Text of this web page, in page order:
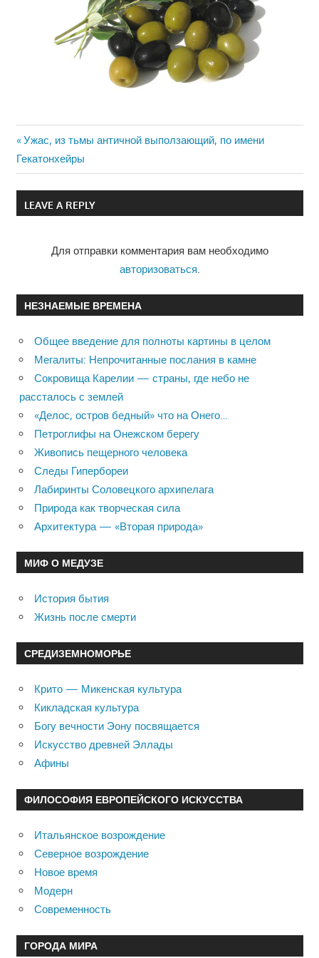
Навигация
по
записям
Previous
Post:
Ужас, из тьмы античной выползающий, по имени
Гекатонхейры
LEAVE A REPLY
Для отправки комментария вам необходимо
авторизоваться
НЕЗНАЕМЫЕ ВРЕМЕНА
Общее введение для полноты картины в целом
Мегалиты: Непрочитанные послания в камне
Сокровища Карелии — страны, где небо не
рассталось с землей
«Делос, остров бедный» что на Онего…
Петроглифы на Онежском берегу
Живопись пещерного человека
Следы Гипербореи
Лабиринты Соловецкого архипелага
Природа как творческая сила
Архитектура — «Вторая природа»
МИФ О МЕДУЗЕ
История бытия
Жизнь после смерти
СРЕДИЗЕМНОМОРЬЕ
Крито — Микенская культура
Кикладская культура
Богу вечности Эону посвящается
Искусство древней Эллады
Афины
ФИЛОСОФИЯ ЕВРОПЕЙСКОГО ИСКУССТВА
Итальянское возрождение
Северное возрождение
Новое время
Модерн
Современность
ГОРОДА МИРА